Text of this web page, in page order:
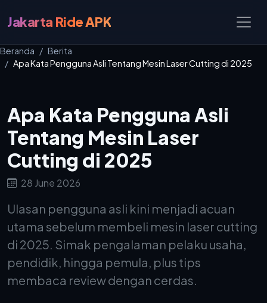
Jakarta Ride APK
Beranda
Berita
Apa Kata Pengguna Asli Tentang Mesin Laser Cutting di 2025
Apa Kata Pengguna Asli
Tentang Mesin Laser
Cutting di 2025
28 June 2026
Ulasan pengguna asli kini menjadi acuan
utama sebelum membeli mesin laser cutting
di 2025. Simak pengalaman pelaku usaha,
pendidik, hingga pemula, plus tips
membaca review dengan cerdas.